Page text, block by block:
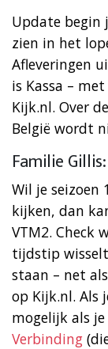
Update begin
zien in het
Afleveringen
is Kassa –
Kijk.nl. Over
België wordt
Familie
Wil je seizoen
kijken, dan
VTM2. Check
tijdstip wisselt
staan – net
op Kijk.nl. Als
mogelijk als
Verbinding